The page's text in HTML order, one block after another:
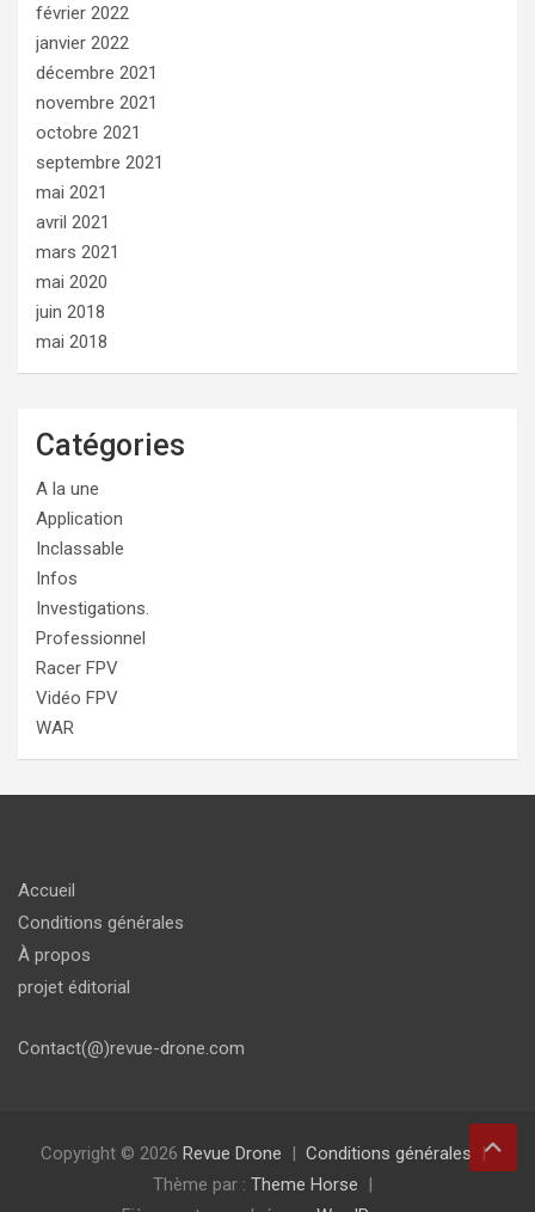
février 2022
janvier 2022
décembre 2021
novembre 2021
octobre 2021
septembre 2021
mai 2021
avril 2021
mars 2021
mai 2020
juin 2018
mai 2018
Catégories
A la une
Application
Inclassable
Infos
Investigations.
Professionnel
Racer FPV
Vidéo FPV
WAR
Accueil
Conditions générales
À propos
projet éditorial
Contact(@)revue-drone.com
Copyright © 2026 Revue Drone
Conditions générales
Thème par : Theme Horse